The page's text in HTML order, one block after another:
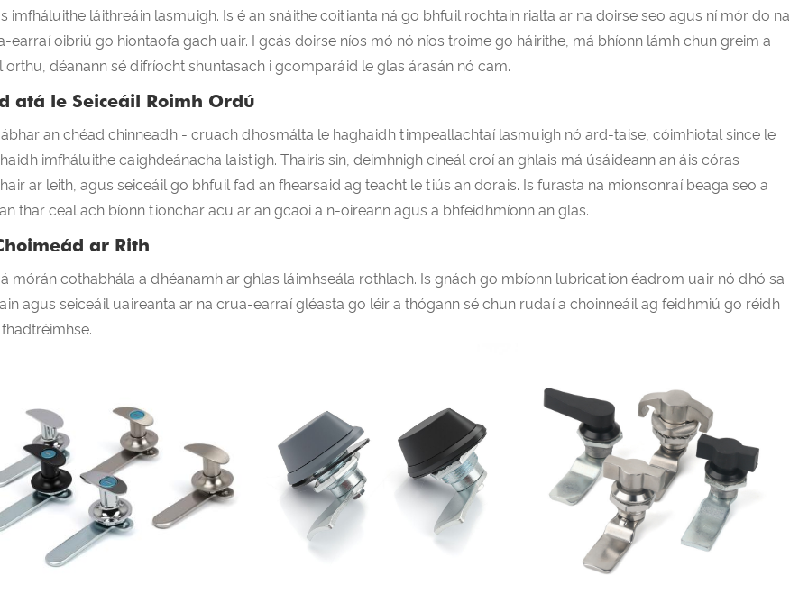
imfháluithe láithreáin lasmuigh. Is é an snáithe coitianta ná go bhfuil rochtain rialta ar na doirse seo agus ní mór do na
earraí oibriú go hiontaofa gach uair. I gcás doirse níos mó nó níos troime go háirithe, má bhíonn lámh chun greim a
orthu, déanann sé difríocht shuntasach i gcomparáid le glas árasán nó cam.
atá le Seiceáil Roimh Ordú
ábhar an chéad chinneadh - cruach dhosmálta le haghaidh timpeallachtaí lasmuigh nó ard-taise, cóimhiotal since le
imfháluithe caighdeánacha laistigh. Thairis sin, deimhnigh cineál croí an ghlais má úsáideann an áis córas
ar leith, agus seiceáil go bhfuil fad an fhearsaid ag teacht le tiús an dorais. Is furasta na mionsonraí beaga seo a
thar ceal ach bíonn tionchar acu ar an gcaoi a n-oireann agus a bhfeidhmíonn an glas.
ar Rith
mórán cothabhála a dhéanamh ar ghlas láimhseála rothlach. Is gnách go mbíonn lubrication éadrom uair nó dhó sa
agus seiceáil uaireanta ar na crua-earraí gléasta go léir a thógann sé chun rudaí a choinneáil ag feidhmiú go réidh